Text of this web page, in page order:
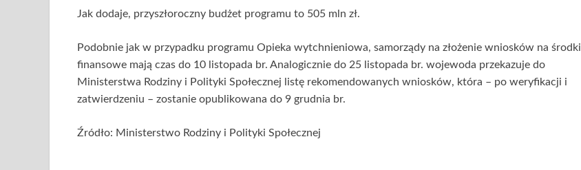
Jak dodaje, przyszłoroczny budżet programu to 505 mln zł.
Podobnie jak w przypadku programu Opieka wytchnieniowa, samorządy na złożenie wniosków na środki
finansowe mają czas do 10 listopada br. Analogicznie do 25 listopada br. wojewoda przekazuje do
Ministerstwa Rodziny i Polityki Społecznej listę rekomendowanych wniosków, która – po weryfikacji i
zatwierdzeniu – zostanie opublikowana do 9 grudnia br.
Źródło: Ministerstwo Rodziny i Polityki Społecznej